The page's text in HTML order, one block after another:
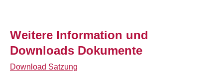
Weitere Information und
Downloads Dokumente
Download Satzung